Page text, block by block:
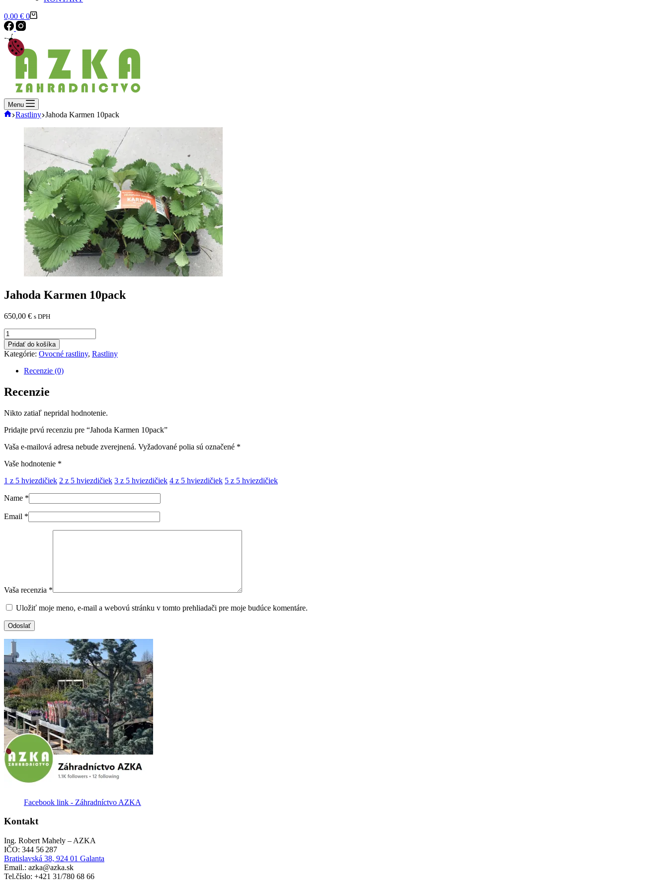
Shopping
cart
0,00 € 0
Menu
Domov
Rastliny Jahoda Karmen 10pack
Jahoda Karmen 10pack
650,00 € s DPH
množstvo
Jahoda
Karmen
10pack
Pridať do košíka
Kategórie: Ovocné rastliny, Rastliny
Recenzie (0)
Recenzie
Nikto zatiaľ nepridal hodnotenie.
Pridajte prvú recenziu pre “Jahoda Karmen 10pack”
Vaša e-mailová adresa nebude zverejnená. Vyžadované polia sú označené *
Vaše hodnotenie *
1 z 5 hviezdičiek 2 z 5 hviezdičiek 3 z 5 hviezdičiek 4 z 5 hviezdičiek 5 z 5 hviezdičiek
Name *
Email *
Vaša recenzia *
Uložiť moje meno, e-mail a webovú stránku v tomto prehliadači pre moje budúce komentáre.
Odoslať
Facebook link - Záhradníctvo AZKA
Kontakt
Ing. Robert Mahely – AZKA
IČO: 344 56 287
Bratislavská 38, 924 01 Galanta
Email.: azka@azka.sk
Tel.číslo: +421 31/780 68 66